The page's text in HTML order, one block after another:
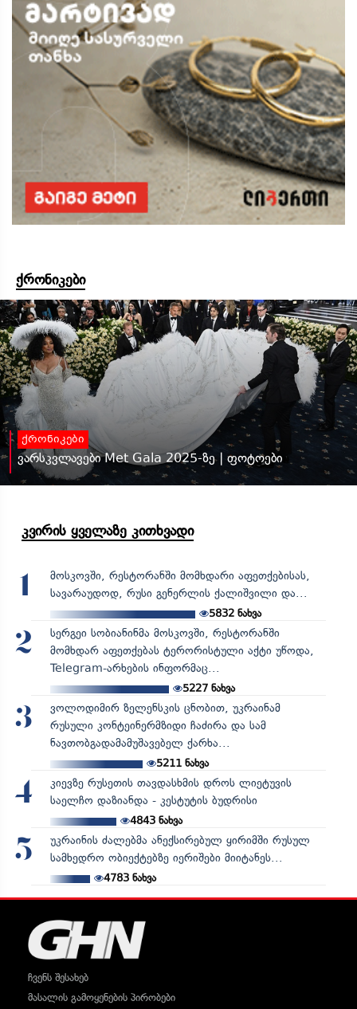
ქრონიკები
ქრონიკები
ვარსკვლავები Met Gala 2025-ზე | ფოტოები
კვირის ყველაზე კითხვადი
1
მოსკოვში, რესტორანში მომხდარი აფეთქებისას,
სავარაუდოდ, რუსი გენერლის ქალიშვილი და...
5832 ნახვა
2
სერგეი სობიანინმა მოსკოვში, რესტორანში
მომხდარ აფეთქებას ტერორისტული აქტი უწოდა,
Telegram-არხების ინფორმაც...
5227ნახვა
3
ვოლოდიმირ ზელენსკის ცნობით, უკრაინამ
რუსული კონტეინერმზიდი ჩაძირა და სამ
ნავთობგადამამუშავებელ ქარხა...
5211ნახვა
4
კიევზე რუსეთის თავდასხმის დროს ლიეტუვის
საელჩო დაზიანდა - კესტუტის ბუდრისი
4843ნახვა
5
უკრაინის ძალებმა ანექსირებულ ყირიმში რუსულ
სამხედრო ობიექტებზე იერიშები მიიტანეს...
4783ნახვა
ჩვენს შესახებ
მასალის გამოყენების პირობები